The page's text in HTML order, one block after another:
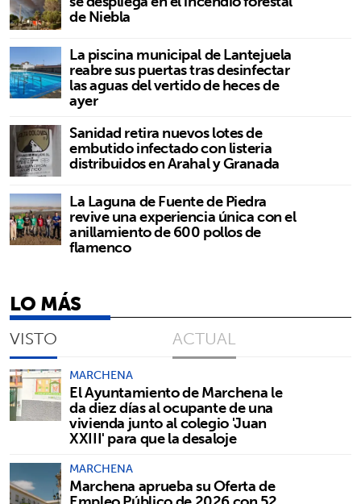
de Niebla
La piscina municipal de Lantejuela
reabre sus puertas tras desinfectar
las aguas del vertido de heces de
ayer
Sanidad retira nuevos lotes de
embutido infectado con listeria
distribuidos en Arahal y Granada
La Laguna de Fuente de Piedra
revive una experiencia única con el
anillamiento de 600 pollos de
flamenco
LO MÁS
VISTO ACTUAL
MARCHENA
El Ayuntamiento de Marchena le
da diez días al ocupante de una
vivienda junto al colegio 'Juan
XXIII' para que la desaloje
MARCHENA
Marchena aprueba su Oferta de